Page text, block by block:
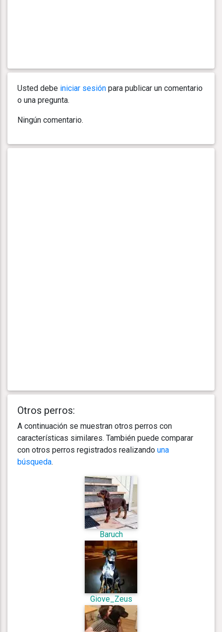
Usted debe iniciar sesión para publicar un comentario
o una pregunta.
Ningún comentario.
Otros perros:
A continuación se muestran otros perros con
características similares. También puede comparar
con otros perros registrados realizando una
búsqueda.
Baruch
Giove_Zeus